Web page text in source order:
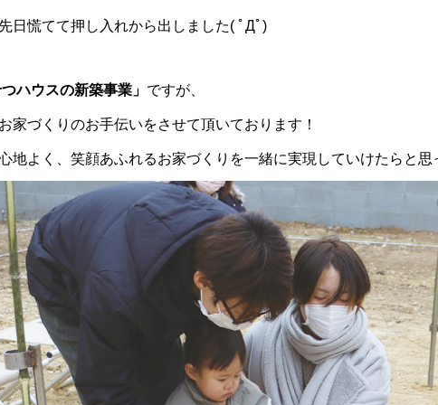
日慌てて押し入れから出しました( ﾟДﾟ)
つハウスの新築事業」 ですが、
家づくりのお手伝いをさせて頂いております！
地よく、笑顔あふれるお家づくりを一緒に実現していけたらと思